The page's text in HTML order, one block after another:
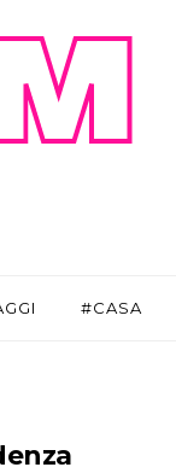
#CASA